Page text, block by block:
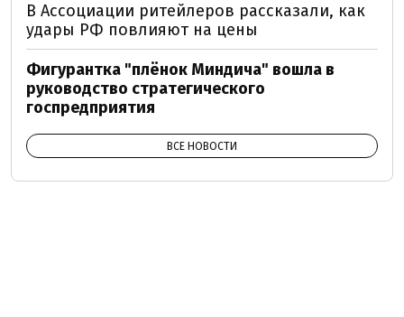
В Ассоциации ритейлеров рассказали, как
удары РФ повлияют на цены
Фигурантка "плёнок Миндича" вошла в
руководство стратегического
госпредприятия
ВСЕ НОВОСТИ